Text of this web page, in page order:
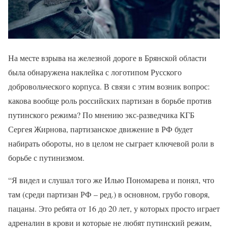
На месте взрыва на железной дороге в Брянской области
была обнаружена наклейка с логотипом Русского
добровольческого корпуса. В связи с этим возник вопрос:
какова вообще роль российских партизан в борьбе против
путинского режима? По мнению экс-разведчика КГБ
Сергея Жирнова, партизанское движение в РФ будет
набирать обороты, но в целом не сыграет ключевой роли в
борьбе с путинизмом.
“Я видел и слушал того же Илью Пономарева и понял, что
там (среди партизан РФ – ред.) в основном, грубо говоря,
пацаны. Это ребята от 16 до 20 лет, у которых просто играет
адреналин в крови и которые не любят путинский режим,